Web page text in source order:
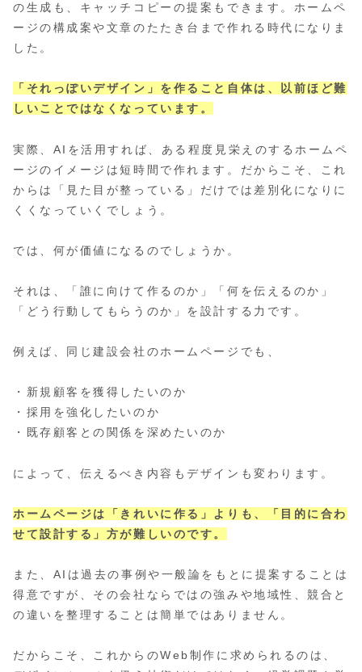
の生成も、キャッチコピーの提案もできます。ホームペ
ージの構成案や文章のたたき台まで作れる時代になりま
した。
「それっぽいデザイン」を作ること自体は、以前ほど難
しいことではなくなっています。
実際、AIを活用すれば、ある程度見栄えのするホームペ
ージのイメージは短時間で作れます。だからこそ、これ
からは「見た目が整っている」だけでは差別化になりに
くくなっていくでしょう。
では、何が価値になるのでしょうか。
それは、「誰に向けて作るのか」「何を伝えるのか」
「どう行動してもらうのか」を設計する力です。
例えば、同じ建設会社のホームページでも、
・新規顧客を獲得したいのか
・採用を強化したいのか
・既存顧客との関係を深めたいのか
によって、伝えるべき内容もデザインも変わります。
ホームページは「きれいに作る」よりも、「目的に合わ
せて設計する」方が難しいのです。
また、AIは過去の事例や一般論をもとに提案することは
得意ですが、その会社ならではの強みや地域性、競合と
の違いを整理することは簡単ではありません。
だからこそ、これからのWeb制作に求められるのは、